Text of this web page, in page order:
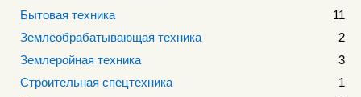
Бытовая техника
11
Землеобрабатывающая техника
2
Землеройная техника
3
Строительная спецтехника
1